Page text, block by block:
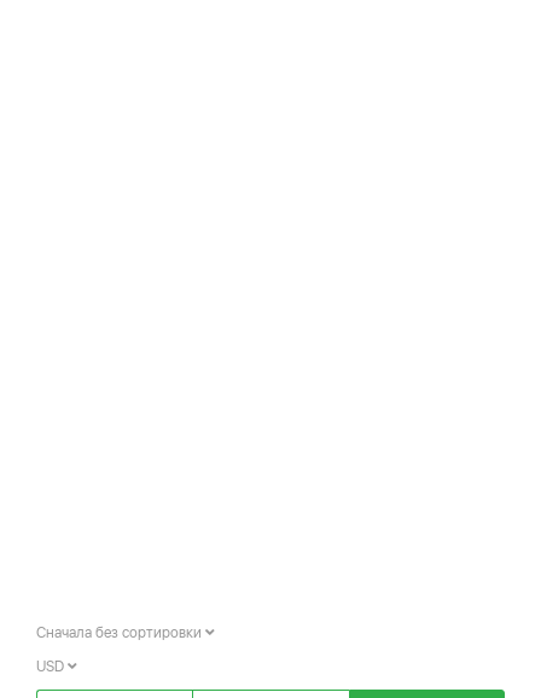
Сначала без сортировки
USD